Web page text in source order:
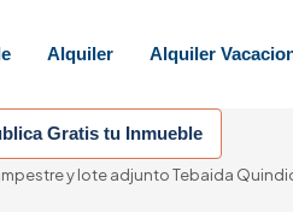
Alquiler Alquiler
Gratis tu Inmueble
y lote adjunto Tebaida